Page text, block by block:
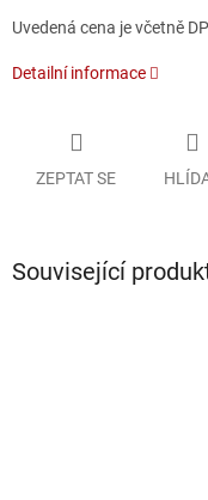
Uvedená cena je včetně
Detailní informace
ZEPTAT SE
Související